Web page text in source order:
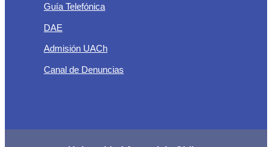
Guía Telefónica
DAE
Admisión UACh
Canal de Denuncias